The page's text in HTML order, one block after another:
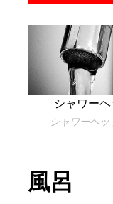
シャワー
シャワーヘ
風呂